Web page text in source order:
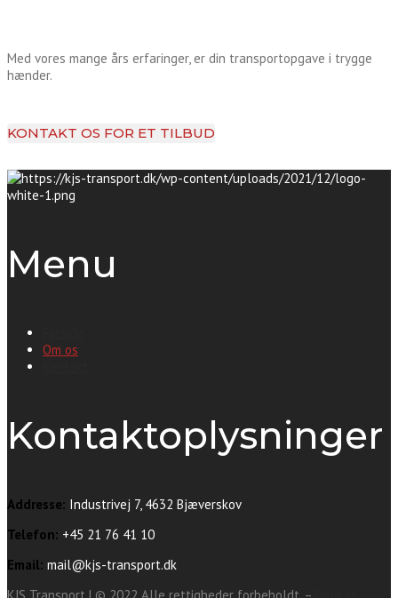
Med vores mange års erfaringer, er din transportopgave i trygge
hænder.
KONTAKT OS FOR ET TILBUD
Menu
Om os
Kontaktoplysninger
Addresse: Industrivej 7, 4632 Bjæverskov
Telefon: +45 21 76 41 10
Email: mail@kjs-transport.dk